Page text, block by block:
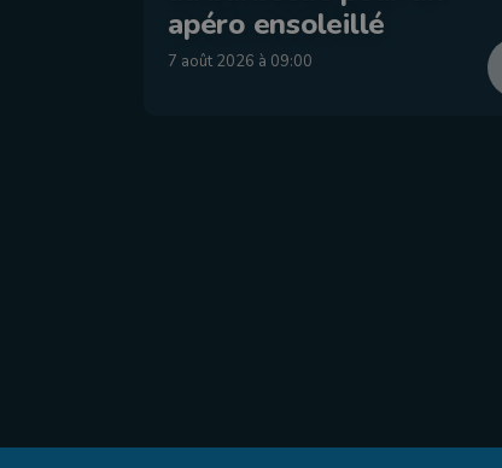
apéro ensoleillé
7 août 2026 à 09:00